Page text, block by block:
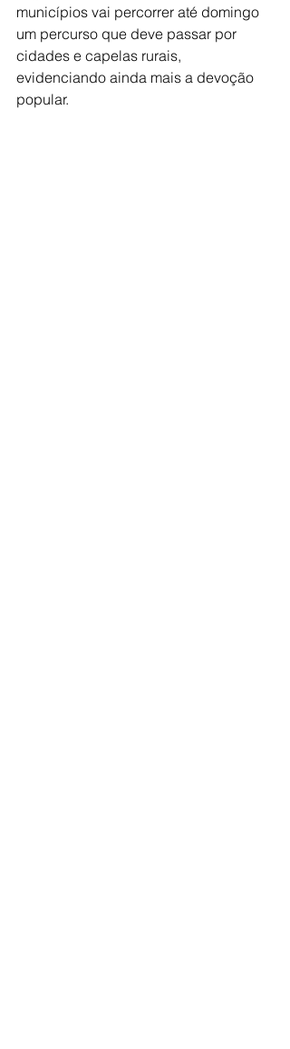
municípios vai percorrer até domingo
um percurso que deve passar por
cidades e capelas rurais,
evidenciando ainda mais a devoção
popular.